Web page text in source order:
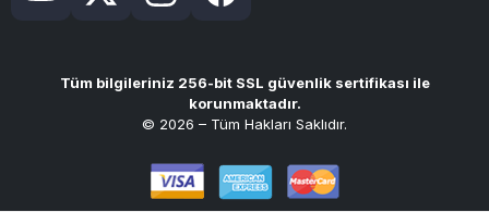
Tüm bilgileriniz 256-bit SSL güvenlik sertifikası ile
korunmaktadır.
© 2026 – Tüm Hakları Saklıdır.